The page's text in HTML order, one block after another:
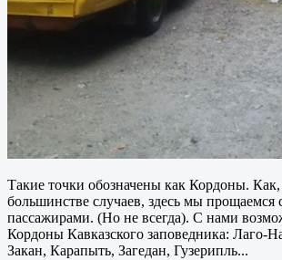
Такие точки обозначены как Кордоны.
большинстве случаев, здесь мы
пассажирами. (Но не всегда). С нами
Кордоны Кавказского заповедника: Лаго-
Закан, Карапыть, Загедан, Гузерипль...